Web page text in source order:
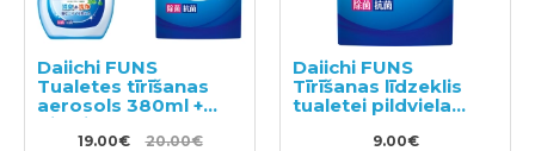
Daiichi FUNS
Tualetes tīrīšanas
aerosols 380ml +
pildviela 330ml
19.00€ 20.00€
Daiichi FUNS
Tīrīšanas līdzeklis
tualetei pildviela
9.00€